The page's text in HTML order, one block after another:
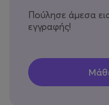
Πούλησε άμεσα
εγγραφής!